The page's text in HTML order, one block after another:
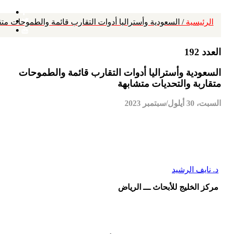
الرئيسية / السعودية وأستراليا أدوات التقارب قائمة والطموحات
العدد 192
السعودية وأستراليا أدوات التقارب قائمة والطموحات
متقاربة والتحديات متشابهة
السبت، 30 أيلول/سبتمبر 2023
د. نايف الرشيد
مركز الخليج للأبحاث ـــ الرياض